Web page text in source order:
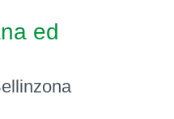
ed